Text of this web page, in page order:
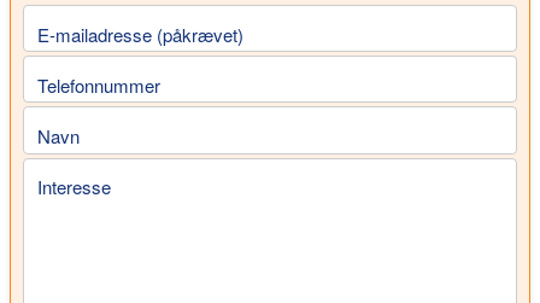
E-mailadresse (påkrævet)
Telefonnummer
Navn
Interesse